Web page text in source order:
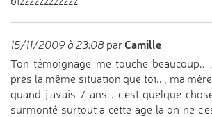
15/11/2009 à 23:08 par Camille
Ton témoignage me touche
prés la même situation que toi.. , ma
quand j'avais 7 ans . c'est quelque
surmonté surtout a cette age la on ne